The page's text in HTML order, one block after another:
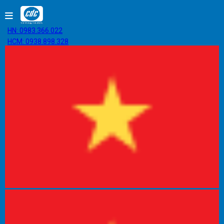
HN: 0983.366.022
HCM: 0938.898.328